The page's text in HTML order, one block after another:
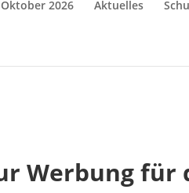
2026 Aktuelles
Werbung für